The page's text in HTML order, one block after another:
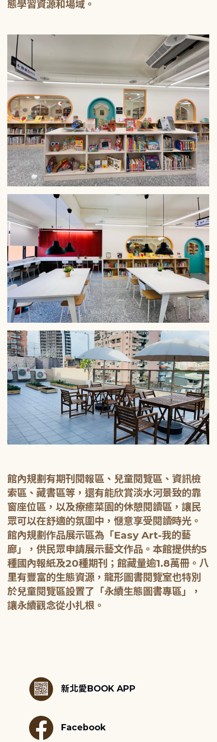
館內規劃有期刊閱報區、兒童閱覽區、資訊檢
索區、藏書區等，還有能欣賞淡水河景致的靠
窗座位區，以及療癒菜園的休憩閱讀區，讓民
眾可以在舒適的氛圍中，愜意享受閱讀時光。
館內規劃作品展示區為「Easy Art-我的藝
廊」，供民眾申請展示藝文作品。本館提供約5
種國內報紙及20種期刊；館藏量逾1.8萬冊。八
里有豐富的生態資源，龍形圖書閱覽室也特別
於兒童閱覽區設置了「永續生態圖書專區」，
新北愛BOOK APP
Facebook